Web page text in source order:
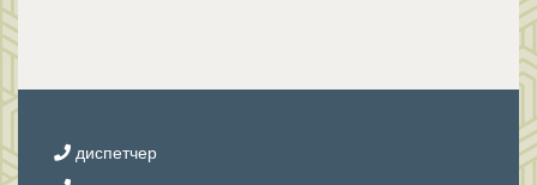
диспетчер